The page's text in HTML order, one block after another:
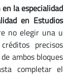
la especialidad
en Estudios
no elegir una u
precisos
ambos bloques
completar el